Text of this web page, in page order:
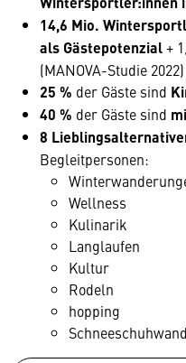
14,6 Mio.
als Gästepotenzial+
(MANOVA-Studie 2022)
25 % der Gäste sind
40 % der Gäste sind
8
Begleitpersonen:
Wellness
Kulinarik
Langlaufen
Kultur
Rodeln
hopping